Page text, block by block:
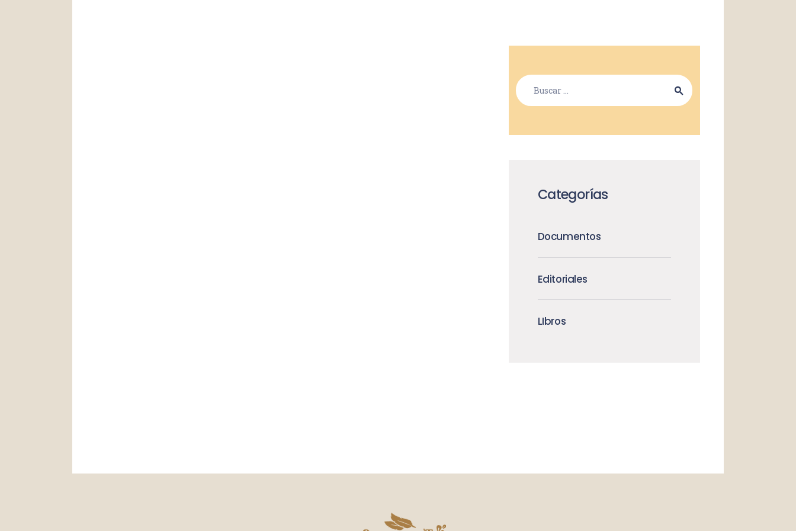
Categorías
Documentos
Editoriales
LIbros